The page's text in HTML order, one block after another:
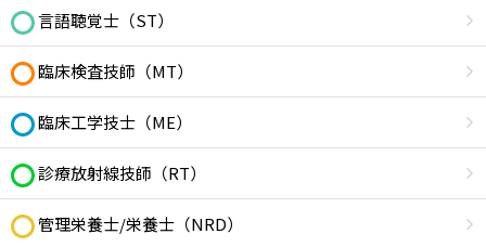
言語聴覚士（ST）
臨床検査技師（MT）
臨床工学技士（ME）
診療放射線技師（RT）
管理栄養士/栄養士（NRD）